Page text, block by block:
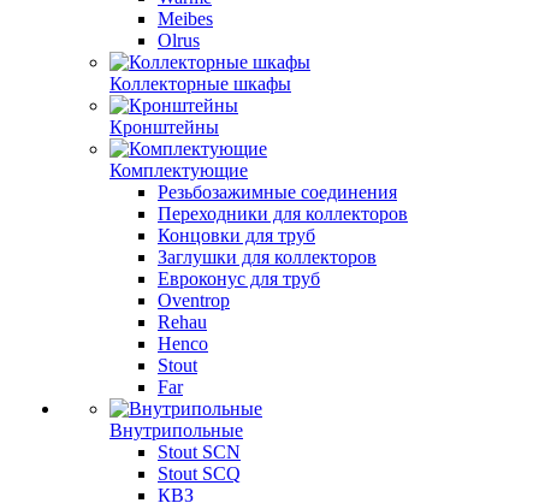
Meibes
Olrus
Коллекторные шкафы
Кронштейны
Комплектующие
Резьбозажимные соединения
Переходники для коллекторов
Концовки для труб
Заглушки для коллекторов
Евроконус для труб
Oventrop
Rehau
Henco
Stout
Far
Внутрипольные
Stout SCN
Stout SCQ
КВЗ